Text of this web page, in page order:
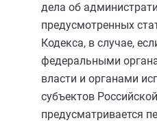
дела об
предусмотренных
Кодекса, в случае,
федеральными
власти и органами
субъектов
предусматривается